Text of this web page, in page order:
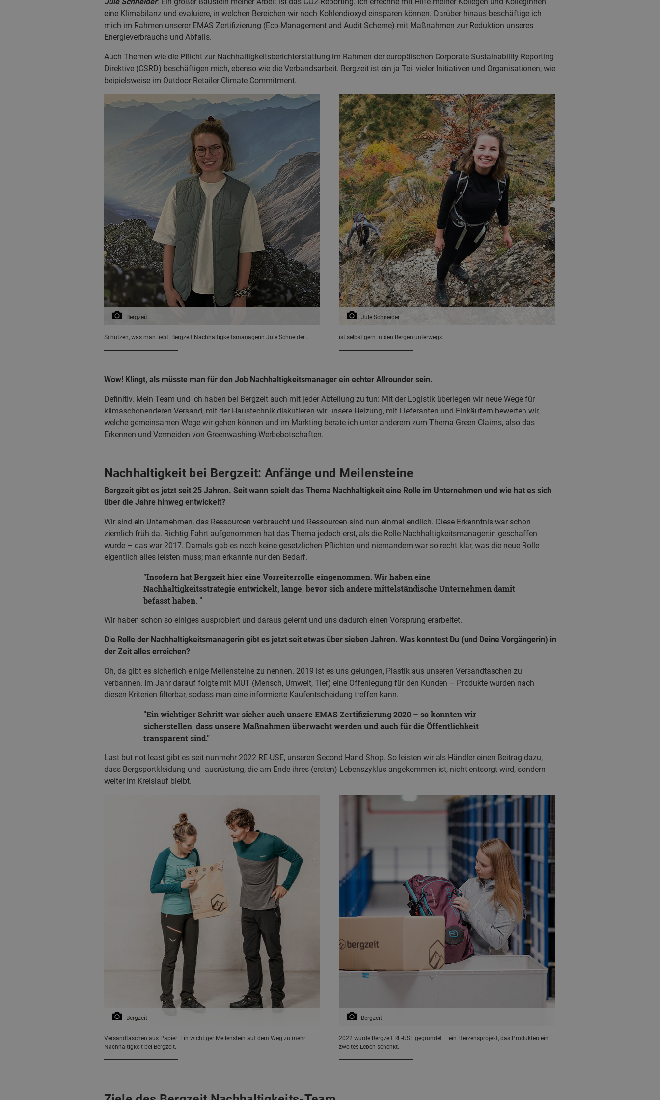
eine Klimabilanz und evaluiere, in welchen Bereichen wir noch Kohlendioxyd einsparen können. Darüber hinaus beschäftige ich
mich im Rahmen unserer EMAS Zertifizierung (Eco-Management and Audit Scheme) mit Maßnahmen zur Reduktion unseres
Energieverbrauchs und Abfalls.
Auch Themen wie die Pflicht zur Nachhaltigkeitsberichterstattung im Rahmen der europäischen Corporate Sustainability Reporting
Direktive (CSRD) beschäftigen mich, ebenso wie die Verbandsarbeit. Bergzeit ist ein ja Teil vieler Initiativen und Organisationen, wie
beipielsweise im Outdoor Retailer Climate Commitment.
Bergzeit
Schützen, was man liebt: Bergzeit Nachhaltigkeitsmanagerin Jule Schneider…
Jule Schneider
ist selbst gern in den Bergen unterwegs.
Wow! Klingt, als müsste man für den Job Nachhaltigkeitsmanager ein echter Allrounder sein.
Definitiv. Mein Team und ich haben bei Bergzeit auch mit jeder Abteilung zu tun: Mit der Logistik überlegen wir neue Wege für
klimaschonenderen Versand, mit der Haustechnik diskutieren wir unsere Heizung, mit Lieferanten und Einkäufern bewerten wir,
welche gemeinsamen Wege wir gehen können und im Markting berate ich unter anderem zum Thema Green Claims, also das
Erkennen und Vermeiden von Greenwashing-Werbebotschaften.
Nachhaltigkeit bei Bergzeit: Anfänge und Meilensteine
Bergzeit gibt es jetzt seit 25 Jahren. Seit wann spielt das Thema Nachhaltigkeit eine Rolle im Unternehmen und wie hat es sich
über die Jahre hinweg entwickelt?
Wir sind ein Unternehmen, das Ressourcen verbraucht und Ressourcen sind nun einmal endlich. Diese Erkenntnis war schon
ziemlich früh da. Richtig Fahrt aufgenommen hat das Thema jedoch erst, als die Rolle Nachhaltigkeitsmanager:in geschaffen
wurde – das war 2017. Damals gab es noch keine gesetzlichen Pflichten und niemandem war so recht klar, was die neue Rolle
eigentlich alles leisten muss; man erkannte nur den Bedarf.
Insofern hat Bergzeit hier eine Vorreiterrolle eingenommen. Wir haben eine
Nachhaltigkeitsstrategie entwickelt, lange, bevor sich andere mittelständische Unternehmen damit
befasst haben.
Wir haben schon so einiges ausprobiert und daraus gelernt und uns dadurch einen Vorsprung erarbeitet.
Die Rolle der Nachhaltigkeitsmanagerin gibt es jetzt seit etwas über sieben Jahren. Was konntest Du (und Deine Vorgängerin) in
der Zeit alles erreichen?
Oh, da gibt es sicherlich einige Meilensteine zu nennen. 2019 ist es uns gelungen, Plastik aus unseren Versandtaschen zu
verbannen. Im Jahr darauf folgte mit MUT (Mensch, Umwelt, Tier) eine Offenlegung für den Kunden – Produkte wurden nach
diesen Kriterien filterbar, sodass man eine informierte Kaufentscheidung treffen kann.
Ein wichtiger Schritt war sicher auch unsere EMAS Zertifizierung 2020 – so konnten wir
sicherstellen, dass unsere Maßnahmen überwacht werden und auch für die Öffentlichkeit
transparent sind.
Last but not least gibt es seit nunmehr 2022 RE-USE, unseren Second Hand Shop. So leisten wir als Händler einen Beitrag dazu,
dass Bergsportkleidung und -ausrüstung, die am Ende ihres (ersten) Lebenszyklus angekommen ist, nicht entsorgt wird, sondern
weiter im Kreislauf bleibt.
Bergzeit
Versandtaschen aus Papier: Ein wichtiger Meilenstein auf dem Weg zu mehr
Nachhaltigkeit bei Bergzeit.
Bergzeit
2022 wurde Bergzeit RE-USE gegründet – ein Herzensprojekt, das Produkten ein
zweites Leben schenkt.